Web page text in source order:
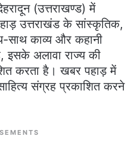
(उत्तराखण्ड) में
उत्तराखंड के सांस्कृतिक,
साथ काव्य और कहानी
इसके अलावा राज्य की
करता है। खबर पहाड़ में
संग्रह प्रकाशित करने